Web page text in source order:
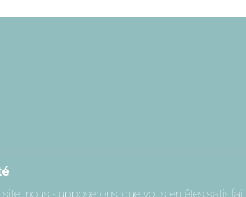
nous supposerons que vous en êtes satisfait.